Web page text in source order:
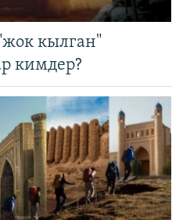
кылган"
кимдер?